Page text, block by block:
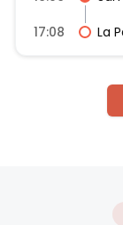
17:08
La